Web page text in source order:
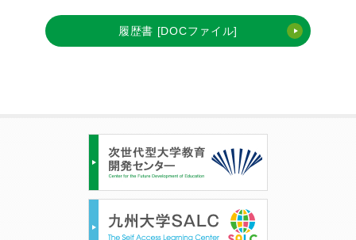
履歴書 [DOCファイル]